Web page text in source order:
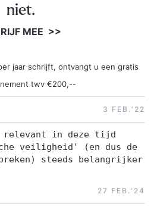
niet.
MEE >>
jaar schrijft, ontvangt u een gratis
twv €200,--
3 FEB.‘22
relevant in deze tijd
veiligheid' (en dus de
steeds belangrijker
27 FEB.‘24